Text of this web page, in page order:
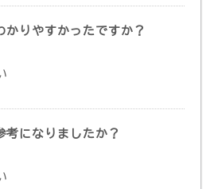
かりやすかったですか？
考になりましたか？